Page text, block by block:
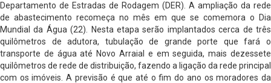
Departamento de Estradas de Rodagem (DER). A ampliação da rede
de abastecimento recomeça no mês em que se comemora o Dia
Mundial da Água (22). Nesta etapa serão implantados cerca de três
quilômetros de adutora, tubulação de grande porte que fará o
transporte de água até Novo Arraial e em seguida, mais dezessete
quilômetros de rede de distribuição, fazendo a ligação da rede principal
com os imóveis. A previsão é que até o fim do ano os moradores da